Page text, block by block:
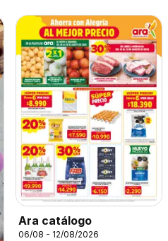
Ara catálogo
06/08 - 12/08/2026